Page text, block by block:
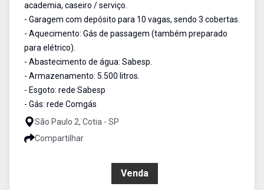
academia, caseiro / serviço.
- Garagem com depósito para 10 vagas, sendo 3 cobertas.
- Aquecimento: Gás de passagem (também preparado
para elétrico).
- Abastecimento de água: Sabesp.
- Armazenamento: 5.500 litros.
- Esgoto: rede Sabesp
- Gás: rede Comgás
São Paulo 2, Cotia - SP
Compartilhar
Venda